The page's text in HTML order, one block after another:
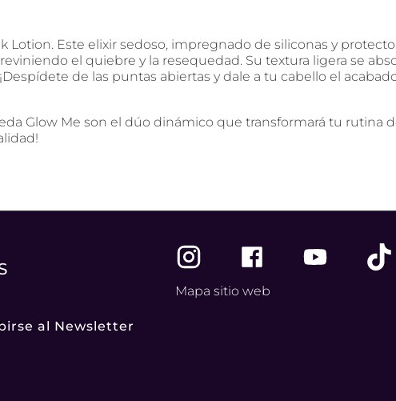
Lotion. Este elixir sedoso, impregnado de siliconas y
el quiebre y la resequedad. Su textura ligera se
de las puntas abiertas y dale a tu cabello el
Glow Me son el dúo dinámico que transformará tu rutina
al Newsletter
Mapa sitio web